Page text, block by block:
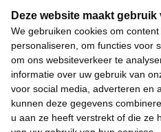
Deze website maakt
We gebruiken cookies om
personaliseren, om functies voor
om ons websiteverkeer te
informatie over uw gebruik van
voor social media, adverteren en
kunnen deze gegevens
u aan ze heeft verstrekt of die ze
Over de